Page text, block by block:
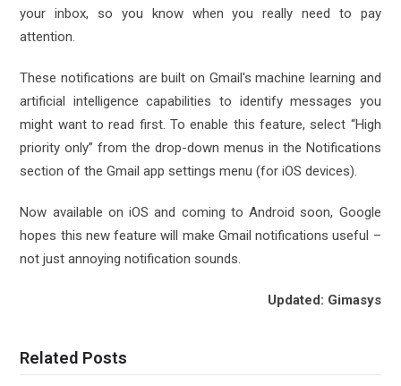
your inbox, so you know when you really need to pay
attention.
These notifications are built on Gmail's machine learning and
artificial intelligence capabilities to identify messages you
might want to read first. To enable this feature, select “High
priority only” from the drop-down menus in the Notifications
section of the Gmail app settings menu (for iOS devices).
Now available on iOS and coming to Android soon, Google
hopes this new feature will make Gmail notifications useful –
not just annoying notification sounds.
Updated: Gimasys
Related Posts